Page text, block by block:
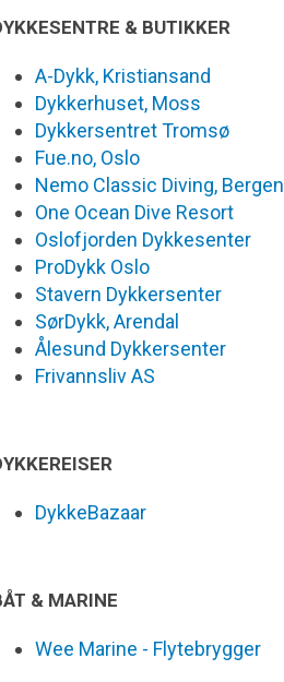
& BUTIKKER
A-Dykk, Kristiansand
Dykkerhuset, Moss
Dykkersentret Tromsø
Fue.no, Oslo
Nemo Classic Diving, Bergen
One Ocean Dive Resort
Oslofjorden Dykkesenter
ProDykk Oslo
Stavern Dykkersenter
SørDykk, Arendal
Ålesund Dykkersenter
Frivannsliv AS
DykkeBazaar
& MARINE
Wee Marine - Flytebrygger